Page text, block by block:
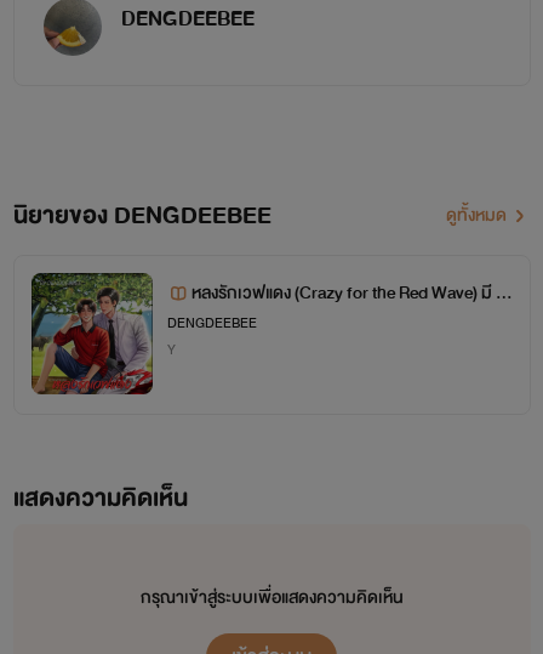
DENGDEEBEE
นิยายของ DENGDEEBEE ดูทั้งหมด
หลงรักเวฟแดง (Crazy for the Red Wave) มี E-
book ค้าบ
DENGDEEBEE
Y
แสดงความคิดเห็น
กรุณาเข้าสู่ระบบเพื่อแสดงความคิดเห็น